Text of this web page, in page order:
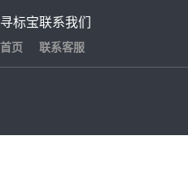
寻标宝
首页
联系我们
联系客服